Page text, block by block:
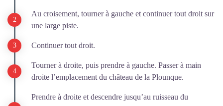
Au croisement, tourner à gauche et continuer tout droit sur
une large piste.
Continuer tout droit.
Tourner à droite, puis prendre à gauche. Passer à main
droite l’emplacement du château de la Plounque.
Prendre à droite et descendre jusqu’au ruisseau du